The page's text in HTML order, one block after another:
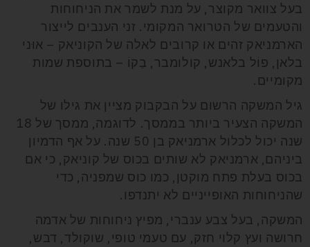
בעל צוואר מקוצר, על מנת לשמר את הניחוחות
והטעמים של הטרואר המקומי. זני הענבים לייצור
הארמניאק זהים או קרובים לאלה של הקוניאק – אוּני
בלאן, פוֹל בלאנש, קולומבר, בַקוֹ – בתוספת שמות
מקומיים.
גיל המשקה הרשום על הבקבוק מציין את גילו של
המשקה הצעיר ביותר בממסך. לדוגמה, ממסך של 18
שנה יכול לכלול ארמניאק בן 50 שנה. על אף הדמיון
ביניהם, ארמניאק לא שותים בכוס של קוניאק, כי אם
בכוס בעלת פתח מוקטן, כמו כוס שמפניה, כדי
שהניחוחות האופייניים לא יתנדפו.
המשקה, בעל צבע ענברי, מפיץ ניחוחות של אדמה
חרושה ועץ קלוי חזק, עם טעמי טופי, שוקולד, דבש,